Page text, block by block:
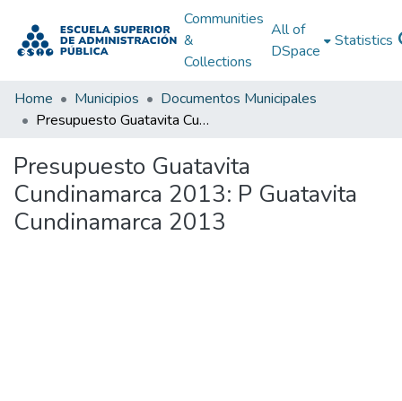
Communities
&
Collections
All of
DSpace
Statistics
Home Municipios
Documentos Municipales
Presupuesto Guatavita Cundinamarca 2013: P Guatavita Cundinamarca 2013
Presupuesto Guatavita
Cundinamarca 2013: P Guatavita
Cundinamarca 2013